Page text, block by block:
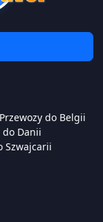
Przewozy do Belgii
do Danii
Szwajcarii